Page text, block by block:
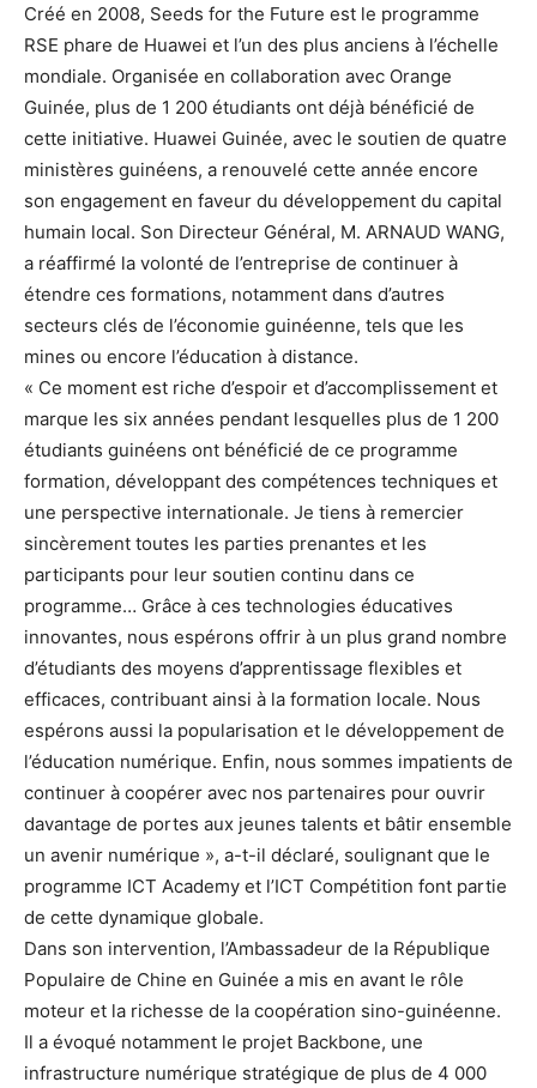
Créé en 2008, Seeds for the Future est le programme
RSE phare de Huawei et l’un des plus anciens à l’échelle
mondiale. Organisée en collaboration avec Orange
Guinée, plus de 1 200 étudiants ont déjà bénéficié de
cette initiative. Huawei Guinée, avec le soutien de quatre
ministères guinéens, a renouvelé cette année encore
son engagement en faveur du développement du capital
humain local. Son Directeur Général, M. ARNAUD WANG,
a réaffirmé la volonté de l’entreprise de continuer à
étendre ces formations, notamment dans d’autres
secteurs clés de l’économie guinéenne, tels que les
mines ou encore l’éducation à distance.
« Ce moment est riche d’espoir et d’accomplissement et
marque les six années pendant lesquelles plus de 1 200
étudiants guinéens ont bénéficié de ce programme
formation, développant des compétences techniques et
une perspective internationale. Je tiens à remercier
sincèrement toutes les parties prenantes et les
participants pour leur soutien continu dans ce
programme… Grâce à ces technologies éducatives
innovantes, nous espérons offrir à un plus grand nombre
d’étudiants des moyens d’apprentissage flexibles et
efficaces, contribuant ainsi à la formation locale. Nous
espérons aussi la popularisation et le développement de
l’éducation numérique. Enfin, nous sommes impatients de
continuer à coopérer avec nos partenaires pour ouvrir
davantage de portes aux jeunes talents et bâtir ensemble
un avenir numérique », a-t-il déclaré, soulignant que le
programme ICT Academy et l’ICT Compétition font partie
de cette dynamique globale.
Dans son intervention, l’Ambassadeur de la République
Populaire de Chine en Guinée a mis en avant le rôle
moteur et la richesse de la coopération sino-guinéenne.
Il a évoqué notamment le projet Backbone, une
infrastructure numérique stratégique de plus de 4 000